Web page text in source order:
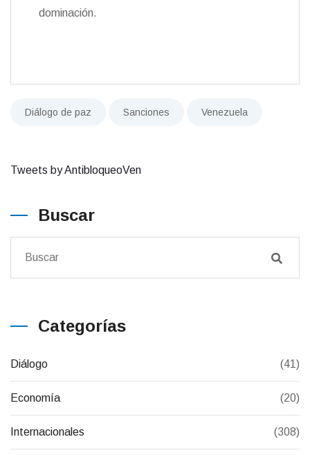
dominación.
Diálogo de paz Sanciones Venezuela
Tweets by AntibloqueoVen
Buscar
Categorías
Diálogo (41)
Economía (20)
Internacionales (308)